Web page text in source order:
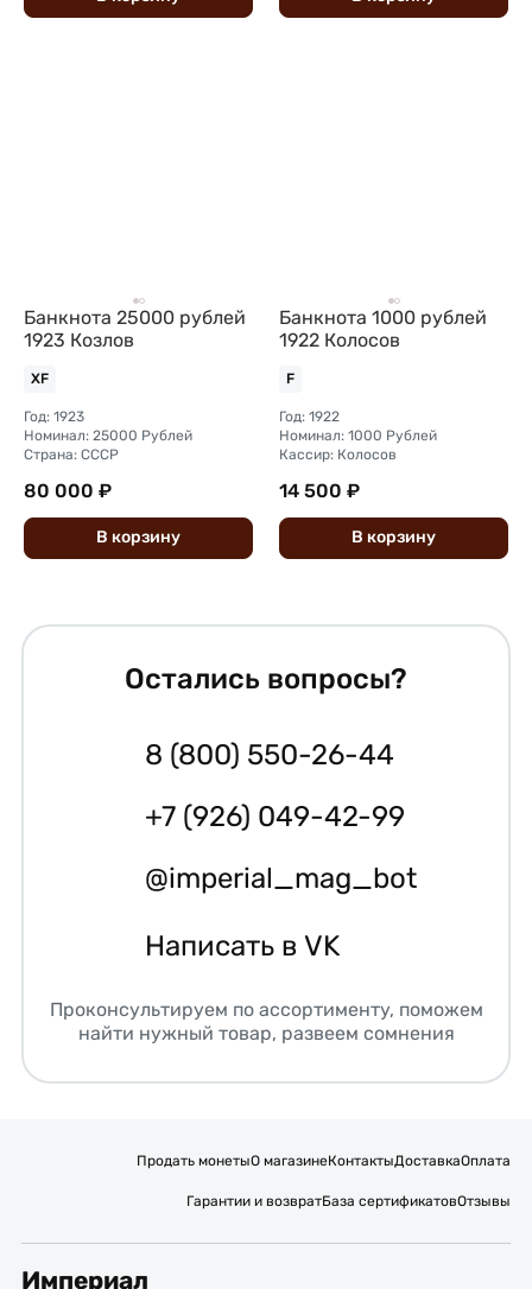
Банкнота 25000 рублей
1923 Козлов
XF
Год: 1923
Номинал: 25000 Рублей
Страна: СССР
80 000 ₽
В корзину
Банкнота 1000 рублей
1922 Колосов
F
Год: 1922
Номинал: 1000 Рублей
Кассир: Колосов
14 500 ₽
В корзину
Остались вопросы?
8 (800) 550-26-44
+7 (926) 049-42-99
@imperial_mag_bot
Написать в VK
Проконсультируем по ассортименту, поможем
найти нужный товар, развеем сомнения
Продать монетыО магазинеКонтактыДоставкаОплата
Гарантии и возвратБаза сертификатовОтзывы
Империал